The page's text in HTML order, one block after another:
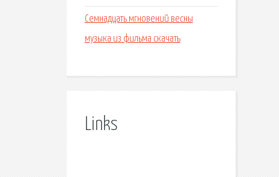
Семнадцать мгновений весны
музыка из фильма скачать
Links